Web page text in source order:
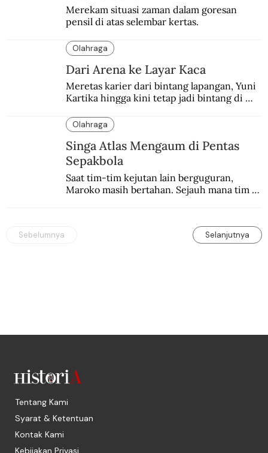
Merekam situasi zaman dalam goresan
pensil di atas selembar kertas.
Olahraga
Dari Arena ke Layar Kaca
Meretas karier dari bintang lapangan, Yuni
Kartika hingga kini tetap jadi bintang di
Olahraga
Singa Atlas Mengaum di Pentas
Sepakbola
Saat tim-tim kejutan lain berguguran,
Maroko masih bertahan. Sejauh mana tim
Sebelumnya Selanjutnya
Tentang Kami
Syarat & Ketentuan
Kontak Kami
Kebijakan Privasi